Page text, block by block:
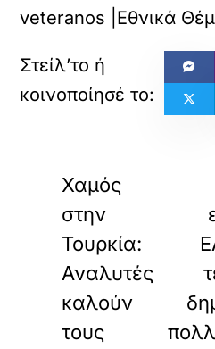
veteranos |Εθνικά
Χαμός
στην
Τουρκία:
Αναλυτές
καλούν
τους